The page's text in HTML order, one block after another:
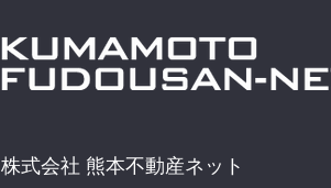
株式会社 熊本不動産ネット